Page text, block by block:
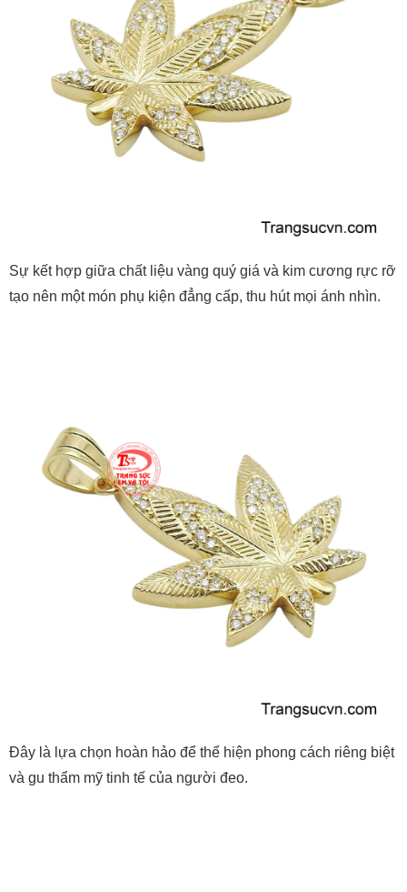
Sự kết hợp giữa chất liệu vàng quý giá và kim cương rực rỡ
tạo nên một món phụ kiện đẳng cấp, thu hút mọi ánh nhìn.
Đây là lựa chọn hoàn hảo để thể hiện phong cách riêng biệt
và gu thẩm mỹ tinh tế của người đeo.